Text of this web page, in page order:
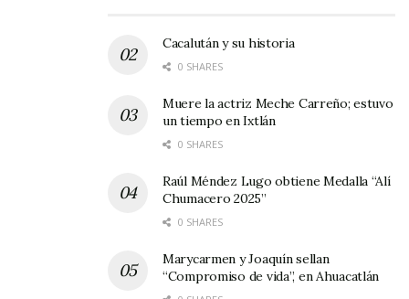
Cacalután y su historia
0 SHARES
Muere la actriz Meche Carreño; estuvo
un tiempo en Ixtlán
0 SHARES
Raúl Méndez Lugo obtiene Medalla “Alí
Chumacero 2025”
0 SHARES
Marycarmen y Joaquín sellan
“Compromiso de vida”, en Ahuacatlán